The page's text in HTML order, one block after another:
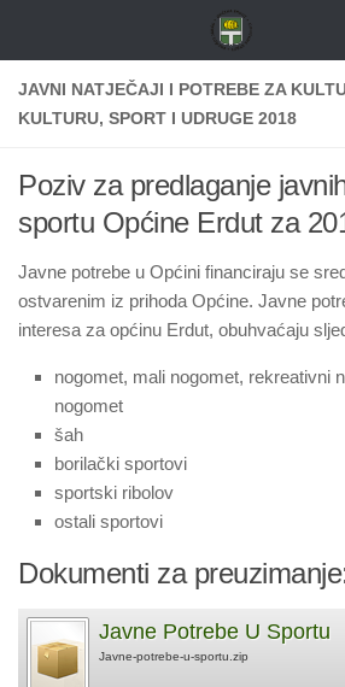
JAVNI NATJEČAJI I POTREBE ZA
KULTURU, SPORT I UDRUGE 2018
Poziv za predlaganje
sportu Općine Erdut za
Javne potrebe u Općini financiraju se
ostvarenim iz prihoda Općine. Javne
interesa za općinu Erdut, obuhvaćaju
nogomet, mali nogomet, rekreativni
nogomet
šah
borilački sportovi
sportski ribolov
ostali sportovi
Dokumenti za
Javne Potrebe U Sportu
Javne-potrebe-u-sportu.zip